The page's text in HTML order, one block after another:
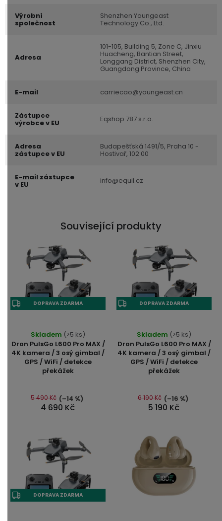
Výrobní
společnost
Shenzhen Youngeast
Technology Co., Ltd.
Adresa
101-105, Building 5, Zone C, Jinxiu
Huacheng, Bantian Street,
Longgang District, Shenzhen City,
Guangdong Province, China
E-mail carriecao@youngeast.cn
Zástupce
výrobce v EU Eqshop 787 s.r.o.
Adresa
zástupce v EU
Budapešťská 1491/5, Praha 10 -
Hostivař, 102 00
E-mail zástupce
v EU info@equil.cz
Související produkty
DOPRAVA ZDARMA
Dron PulsGo L600 Pro MAX /
4K kamera / 3 osý gimbal /
GPS / WiFi / detekce
překážek
Skladem (>5 ks)
4 690 Kč
5 490 Kč (–14 %)
DOPRAVA ZDARMA
Dron PulsGo L600 Pro MAX /
4K kamera / 3 osý gimbal /
GPS / WiFi / detekce
překážek
Skladem (>5 ks)
5 190 Kč
6 190 Kč (–16 %)
DOPRAVA ZDARMA